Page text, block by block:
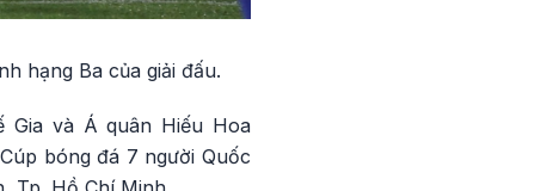
hạng Ba của giải đấu.
Gia và Á quân Hiếu Hoa
bóng đá 7 người Quốc